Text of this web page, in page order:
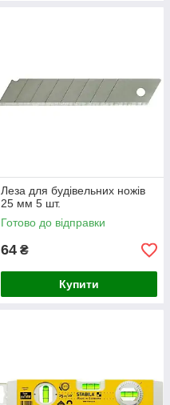
Леза для будівельних ножів
25 мм 5 шт.
Готово до відправки
64 ₴
Купити